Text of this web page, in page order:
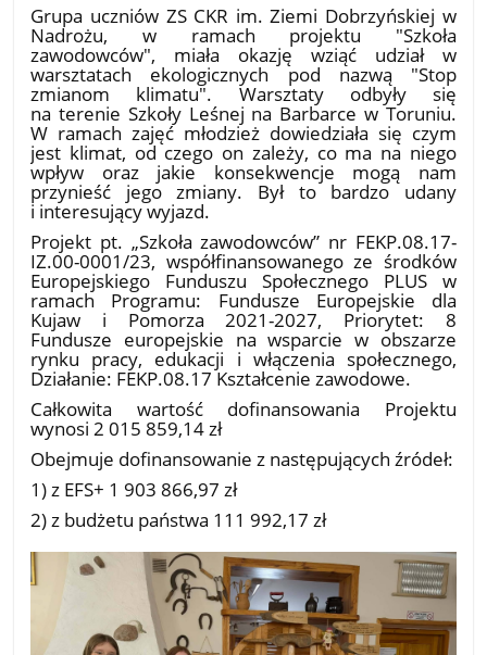
Grupa uczniów ZS CKR im. Ziemi Dobrzyńskiej w
Nadrożu, w ramach projektu "Szkoła
zawodowców", miała okazję wziąć udział w
warsztatach ekologicznych pod nazwą "Stop
zmianom klimatu". Warsztaty odbyły się
na terenie Szkoły Leśnej na Barbarce w Toruniu.
W ramach zajęć młodzież dowiedziała się czym
jest klimat, od czego on zależy, co ma na niego
wpływ oraz jakie konsekwencje mogą nam
przynieść jego zmiany. Był to bardzo udany
i interesujący wyjazd.
Projekt pt. „Szkoła zawodowców” nr FEKP.08.17-
IZ.00-0001/23, współfinansowanego ze środków
Europejskiego Funduszu Społecznego PLUS w
ramach Programu: Fundusze Europejskie dla
Kujaw i Pomorza 2021-2027, Priorytet: 8
Fundusze europejskie na wsparcie w obszarze
rynku pracy, edukacji i włączenia społecznego,
Działanie: FEKP.08.17 Kształcenie zawodowe.
Całkowita wartość dofinansowania Projektu
wynosi 2 015 859,14 zł
Obejmuje dofinansowanie z następujących źródeł:
1) z EFS+ 1 903 866,97 zł
2) z budżetu państwa 111 992,17 zł